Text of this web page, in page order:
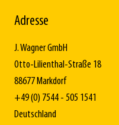
Adresse
J. Wagner GmbH
Otto-Lilienthal-Straße 18
88677 Markdorf
+49 (0) 7544 - 505 1541
Deutschland